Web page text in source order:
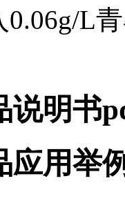
L
说明书
应用举